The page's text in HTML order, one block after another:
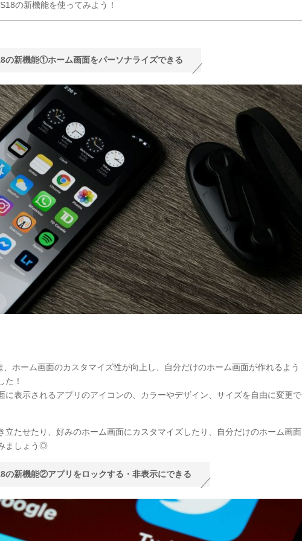
の新機能を使ってみよう！
の新機能①ホーム画面をパーソナライズできる
、ホーム画面のカスタマイズ性が向上し、自分だけのホーム画面が作れるよう
た！
に表示されるアプリのアイコンの、カラーやデザイン、サイズを自由に変更で
立たせたり、好みのホーム画面にカスタマイズしたり、自分だけのホーム画面
ましょう◎
の新機能②アプリをロックする・非表示にできる